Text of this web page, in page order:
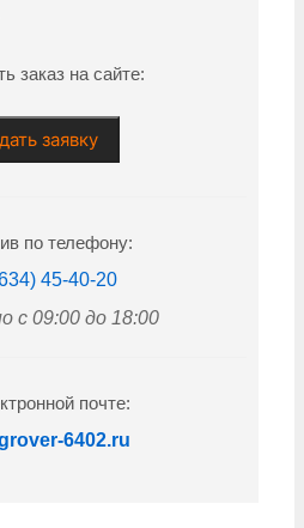
заказ на сайте:
заявку
по телефону:
45-40-20
с 09:00 до 18:00
почте:
6402.ru